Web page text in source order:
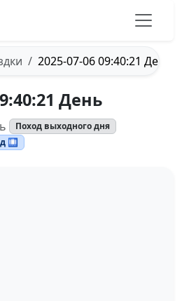
2025-07-06 09:40:21 День
День
Поход выходного дня
🛄